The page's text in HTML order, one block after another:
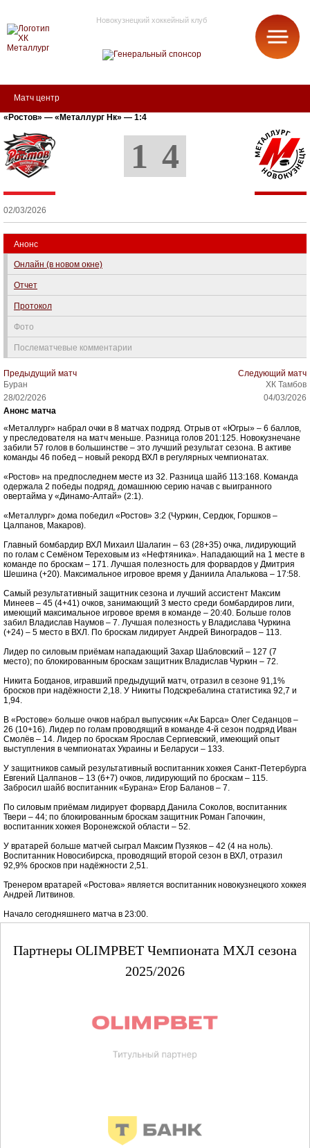
Новокузнецкий хоккейный клуб
Матч центр
«Ростов» — «Металлург Нк» — 1:4
1 4
02/03/2026
Анонс
Онлайн (в новом окне)
Отчет
Протокол
Фото
Послематчевые комментарии
Предыдущий матч
Буран
28/02/2026
Следующий матч
ХК Тамбов
04/03/2026
Анонс матча
«Металлург» набрал очки в 8 матчах подряд. Отрыв от «Югры» – 6 баллов,
у преследователя на матч меньше. Разница голов 201:125. Новокузнечане
забили 57 голов в большинстве – это лучший результат сезона. В активе
команды 46 побед – новый рекорд ВХЛ в регулярных чемпионатах.
«Ростов» на предпоследнем месте из 32. Разница шайб 113:168. Команда
одержала 2 победы подряд, домашнюю серию начав с выигранного
овертайма у «Динамо-Алтай» (2:1).
«Металлург» дома победил «Ростов» 3:2 (Чуркин, Сердюк, Горшков –
Цалпанов, Макаров).
Главный бомбардир ВХЛ Михаил Шалагин – 63 (28+35) очка, лидирующий
по голам с Семёном Тереховым из «Нефтяника». Нападающий на 1 месте в
команде по броскам – 171. Лучшая полезность для форвардов у Дмитрия
Шешина (+20). Максимальное игровое время у Даниила Апалькова – 17:58.
Самый результативный защитник сезона и лучший ассистент Максим
Минеев – 45 (4+41) очков, занимающий 3 место среди бомбардиров лиги,
имеющий максимальное игровое время в команде – 20:40. Больше голов
забил Владислав Наумов – 7. Лучшая полезность у Владислава Чуркина
(+24) – 5 место в ВХЛ. По броскам лидирует Андрей Виноградов – 113.
Лидер по силовым приёмам нападающий Захар Шабловский – 127 (7
место); по блокированным броскам защитник Владислав Чуркин – 72.
Никита Богданов, игравший предыдущий матч, отразил в сезоне 91,1%
бросков при надёжности 2,18. У Никиты Подскребалина статистика 92,7 и
1,94.
В «Ростове» больше очков набрал выпускник «Ак Барса» Олег Седанцов –
26 (10+16). Лидер по голам проводящий в команде 4-й сезон подряд Иван
Смолёв – 14. Лидер по броскам Ярослав Сергиевский, имеющий опыт
выступления в чемпионатах Украины и Беларуси – 133.
У защитников самый результативный воспитанник хоккея Санкт-Петербурга
Евгений Цалпанов – 13 (6+7) очков, лидирующий по броскам – 115.
Забросил шайб воспитанник «Бурана» Егор Баланов – 7.
По силовым приёмам лидирует форвард Данила Соколов, воспитанник
Твери – 44; по блокированным броскам защитник Роман Гапочкин,
воспитанник хоккея Воронежской области – 52.
У вратарей больше матчей сыграл Максим Пузяков – 42 (4 на ноль).
Воспитанник Новосибирска, проводящий второй сезон в ВХЛ, отразил
92,9% бросков при надёжности 2,51.
Тренером вратарей «Ростова» является воспитанник новокузнецкого хоккея
Андрей Литвинов.
Начало сегодняшнего матча в 23:00.
Партнеры OLIMPBET Чемпионата МХЛ сезона
2025/2026